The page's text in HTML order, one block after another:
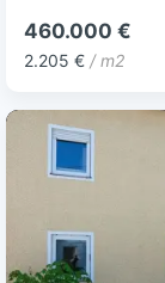
460.000 €
2.205 € / m2